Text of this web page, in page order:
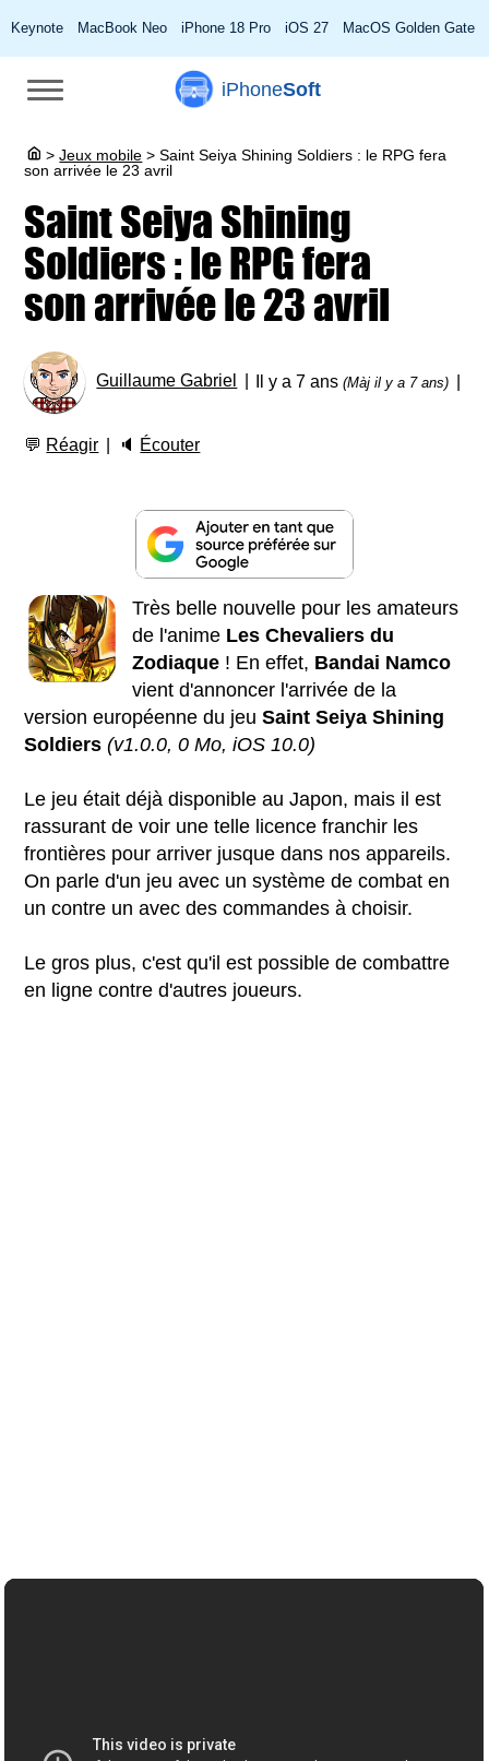
Keynote MacBook Neo iPhone 18 Pro iOS 27 MacOS Golden Gate
iPhoneSoft
> Jeux mobile > Saint Seiya Shining Soldiers : le RPG fera
son arrivée le 23 avril
Saint Seiya Shining
Soldiers : le RPG fera
son arrivée le 23 avril
Guillaume Gabriel Il y a 7 ans(Màj il y a 7 ans)
💬 Réagir 🔈 Écouter
Très belle nouvelle pour les amateurs
de l'anime Les Chevaliers du
Zodiaque ! En effet, Bandai Namco
vient d'annoncer l'arrivée de la
version européenne du jeu Saint Seiya Shining
Soldiers (v1.0.0, 0 Mo, iOS 10.0)
Le jeu était déjà disponible au Japon, mais il est
rassurant de voir une telle licence franchir les
frontières pour arriver jusque dans nos appareils.
On parle d'un jeu avec un système de combat en
un contre un avec des commandes à choisir.
Le gros plus, c'est qu'il est possible de combattre
en ligne contre d'autres joueurs.